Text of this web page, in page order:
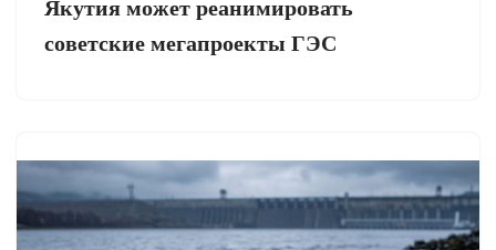
Якутия может реанимировать
советские мегапроекты ГЭС